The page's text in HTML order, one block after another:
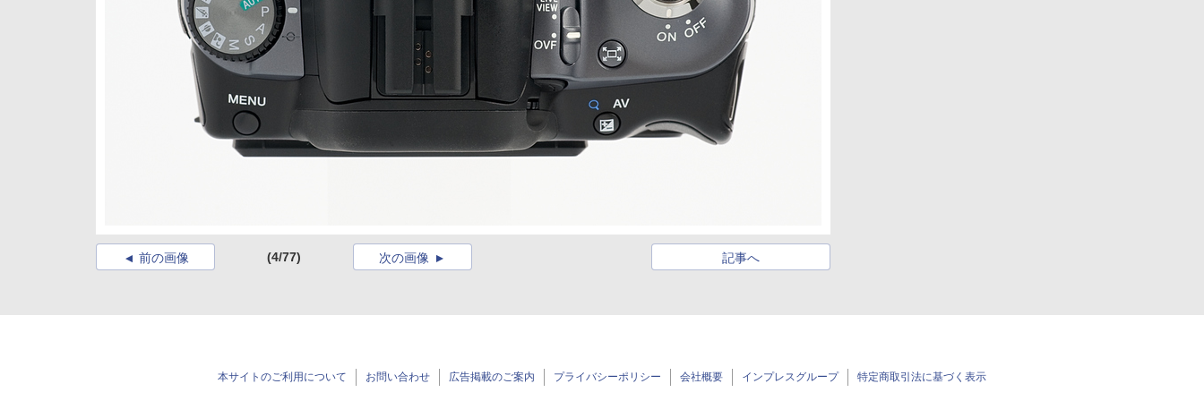
前の画像 (4/77) 記事へ
次の画像
本サイトのご利用について お問い合わせ 広告掲載のご案内 プライバシーポリシー 会社概要 インプレスグループ 特定商取引法に基づく表示